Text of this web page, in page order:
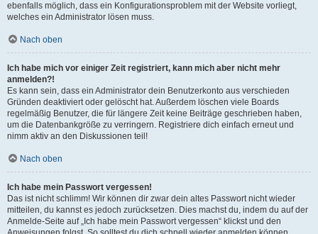
ebenfalls möglich, dass ein Konfigurationsproblem mit der Website vorliegt,
welches ein Administrator lösen muss.
Nach oben
Ich habe mich vor einiger Zeit registriert, kann mich aber nicht mehr
anmelden?!
Es kann sein, dass ein Administrator dein Benutzerkonto aus verschieden
Gründen deaktiviert oder gelöscht hat. Außerdem löschen viele Boards
regelmäßig Benutzer, die für längere Zeit keine Beiträge geschrieben haben,
um die Datenbankgröße zu verringern. Registriere dich einfach erneut und
nimm aktiv an den Diskussionen teil!
Nach oben
Ich habe mein Passwort vergessen!
Das ist nicht schlimm! Wir können dir zwar dein altes Passwort nicht wieder
mitteilen, du kannst es jedoch zurücksetzen. Dies machst du, indem du auf der
Anmelde-Seite auf „Ich habe mein Passwort vergessen“ klickst und den